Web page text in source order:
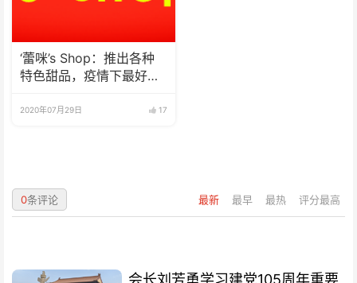
‘蕾咪’s Shop：推出各种
特色甜品，疫情下最好的
2020年07月29日 17
最新 最早 最热 评分最高
0条评论
会长刘芳勇学习建党105周年重要